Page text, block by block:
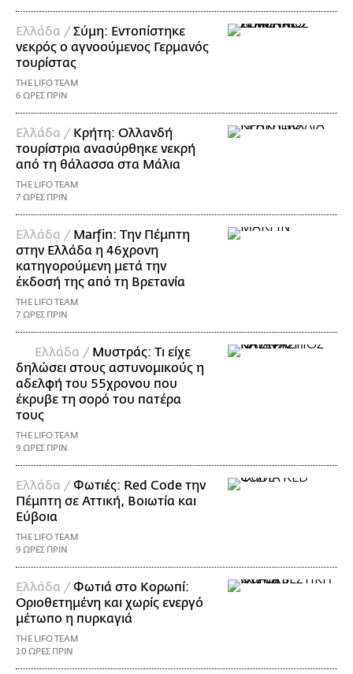
Ελλάδα /Σύμη: Εντοπίστηκε
νεκρός ο αγνοούμενος Γερμανός
τουρίστας
THE LIFO TEAM
6 ΩΡΕΣ ΠΡΙΝ
Ελλάδα / Κρήτη: Ολλανδή
τουρίστρια ανασύρθηκε νεκρή
από τη θάλασσα στα Μάλια
THE LIFO TEAM
7 ΩΡΕΣ ΠΡΙΝ
Ελλάδα / Marfin: Την Πέμπτη
στην Ελλάδα η 46χρονη
κατηγορούμενη μετά την
έκδοσή της από τη Βρετανία
THE LIFO TEAM
7 ΩΡΕΣ ΠΡΙΝ
Ελλάδα / Μυστράς: Τι είχε
δηλώσει στους αστυνομικούς η
αδελφή του 55χρονου που
έκρυβε τη σορό του πατέρα
τους
THE LIFO TEAM
9 ΩΡΕΣ ΠΡΙΝ
Ελλάδα /Φωτιές: Red Code την
Πέμπτη σε Αττική, Βοιωτία και
Εύβοια
THE LIFO TEAM
9 ΩΡΕΣ ΠΡΙΝ
Ελλάδα /Φωτιά στο Κορωπί:
Οριοθετημένη και χωρίς ενεργό
μέτωπο η πυρκαγιά
THE LIFO TEAM
10 ΩΡΕΣ ΠΡΙΝ